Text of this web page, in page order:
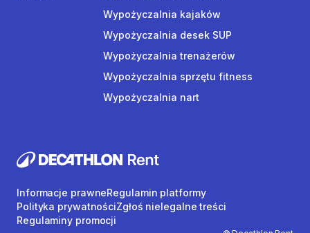
Wypożyczalnia kajaków
Wypożyczalnia desek SUP
Wypożyczalnia trenażerów
Wypożyczalnia sprzętu fitness
Wypożyczalnia nart
Informacje prawneRegulamin platformy
Polityka prywatnościZgłoś nielegalne treści
Regulaminy promocji